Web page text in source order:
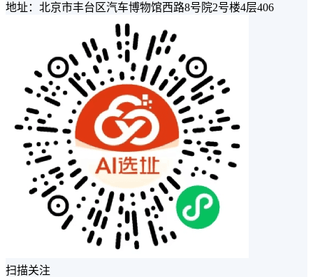
地址：北京市丰台区汽车博物馆西路8号院2号楼4层406
扫描关注